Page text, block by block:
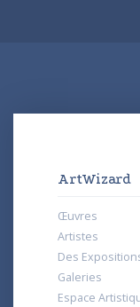
ArtWizard
Œuvres
Artistes
Des
Galeries
Espace